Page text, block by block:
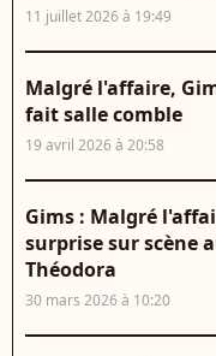
11 juillet 2026 à 19:49
Malgré l'affaire,
fait salle comble
19 avril 2026 à 20:58
Gims : Malgré
surprise sur scène
Théodora
30 mars 2026 à 10:20